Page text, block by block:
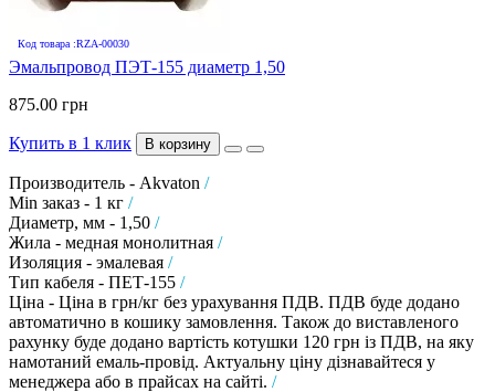
Код товара :RZA-00030
Эмальпровод ПЭТ-155 диаметр 1,50
875.00 грн
Купить в 1 клик В корзину
Производитель - Akvaton /
Min заказ - 1 кг /
Диаметр, мм - 1,50 /
Жила - медная монолитная /
Изоляция - эмалевая /
Тип кабеля - ПЕТ-155 /
Ціна - Ціна в грн/кг без урахування ПДВ. ПДВ буде додано
автоматично в кошику замовлення. Також до виставленого
рахунку буде додано вартість котушки 120 грн із ПДВ, на яку
намотаний емаль-провід. Актуальну ціну дізнавайтеся у
менеджера або в прайсах на сайті. /